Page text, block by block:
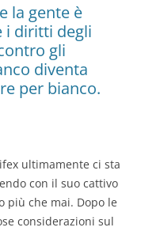
la gente è
i diritti degli
gli
diventa
per bianco.
ultimamente ci sta
con il suo cattivo
più che mai. Dopo le
considerazioni sul